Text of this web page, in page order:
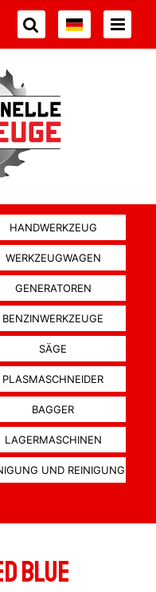
HANDWERKZEUG
WERKZEUGWAGEN
GENERATOREN
BENZINWERKZEUGE
SÄGE
PLASMASCHNEIDER
BAGGER
LAGERMASCHINEN
UND REINIGUNG
blue